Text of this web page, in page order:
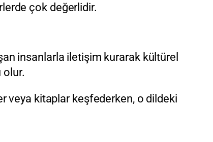
çok değerlidir.
insanlarla iletişim kurarak kültürel
olur.
veya kitaplar keşfederken, o dildeki